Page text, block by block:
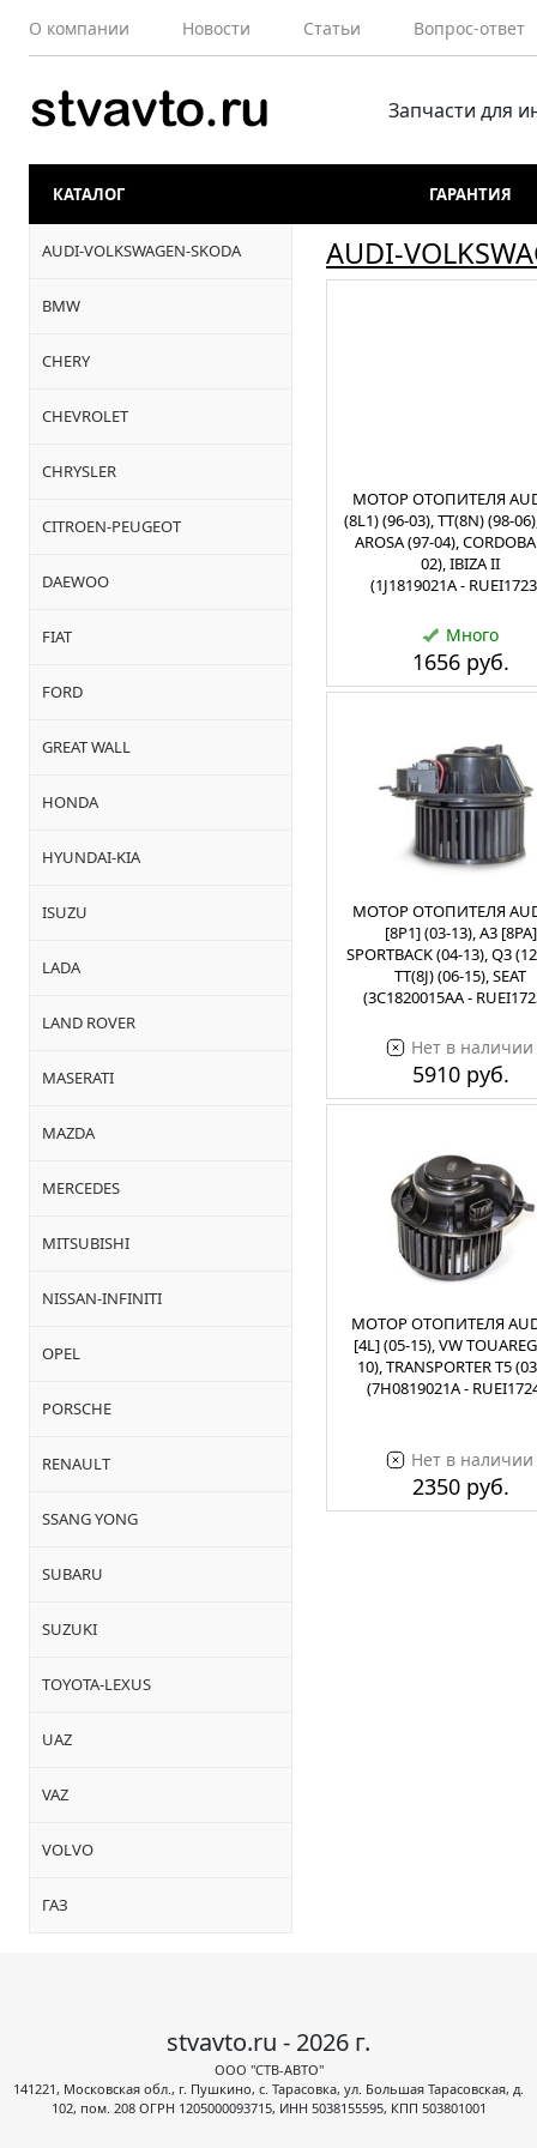
О компании Новости Статьи Вопрос-ответ
Запчасти для
КАТАЛОГ ГАРАНТИЯ
AUDI-VOLKSWAGEN-SKODA
BMW
CHERY
CHEVROLET
CHRYSLER
CITROEN-PEUGEOT
DAEWOO
FIAT
FORD
GREAT WALL
HONDA
HYUNDAI-KIA
ISUZU
LADA
LAND ROVER
MASERATI
MAZDA
MERCEDES
MITSUBISHI
NISSAN-INFINITI
OPEL
PORSCHE
RENAULT
SSANG YONG
SUBARU
SUZUKI
TOYOTA-LEXUS
UAZ
VAZ
VOLVO
ГАЗ
AUDI-
МОТОР ОТОПИТЕЛЯ
(8L1) (96-03), TT(8N) (98-
AROSA (97-04),
02), IBIZA II
(1J1819021A -
Много
1656 руб.
МОТОР ОТОПИТЕЛЯ
[8P1] (03-13), A3 [8PA]
SPORTBACK (04-13), Q3
TT(8J) (06-15), SEAT
(3C1820015AA -
Нет в наличии
5910 руб.
МОТОР ОТОПИТЕЛЯ
[4L] (05-15), VW
10), TRANSPORTER T5
(7H0819021A -
Нет в наличии
2350 руб.
stvavto.ru - 2026 г.
ООО "СТВ-АВТО"
141221, Московская обл., г. Пушкино, с. Тарасовка, ул. Большая Тарасовская, д.
102, пом. 208 ОГРН 1205000093715, ИНН 5038155595, КПП 503801001